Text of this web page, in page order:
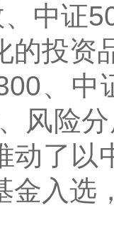
、中证
的投资
、中
风险
动了以
金入选